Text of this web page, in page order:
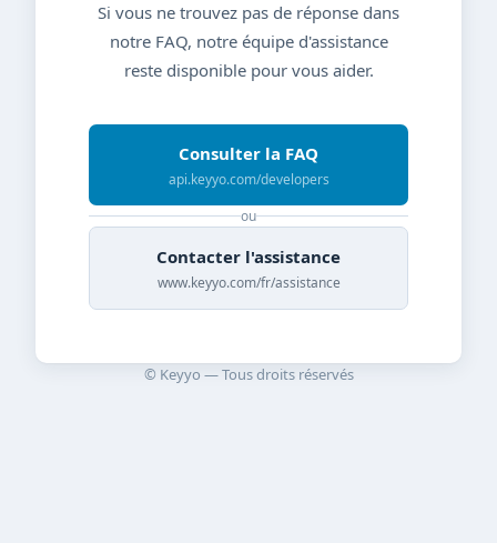
Si vous ne trouvez pas de réponse dans
notre FAQ, notre équipe d'assistance
reste disponible pour vous aider.
Consulter la FAQ
api.keyyo.com/developers
ou
Contacter l'assistance
www.keyyo.com/fr/assistance
© Keyyo — Tous droits réservés